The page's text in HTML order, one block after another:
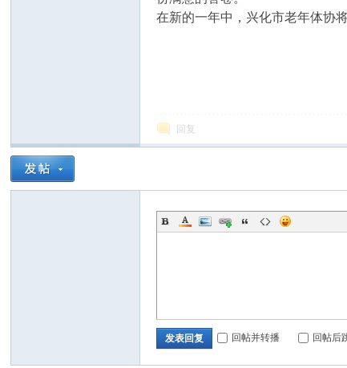
在新的一年中，兴化市老年体协
回复
发表回复 回帖并转播 回帖后